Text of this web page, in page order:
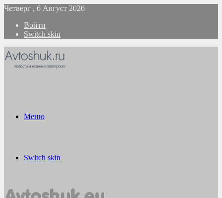
Четверг , 6 Август 2026
Войти
Switch skin
Меню
Switch skin